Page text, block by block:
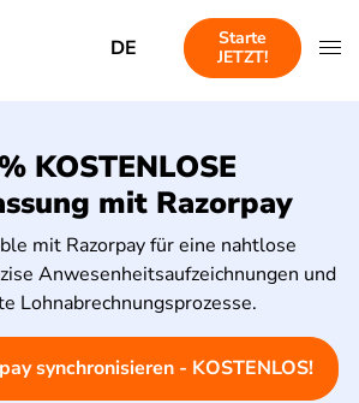
DE
Starte
JETZT!
KOSTENLOSE
mit Razorpay
mit Razorpay für eine nahtlose
Anwesenheitsaufzeichnungen und
Lohnabrechnungsprozesse.
synchronisieren - KOSTENLOS!